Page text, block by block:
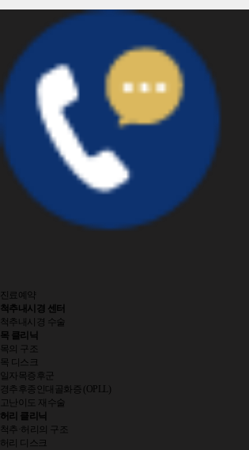
진료예약
척추내시경 센터
척추내시경 수술
목 클리닉
목의 구조
목 디스크
일자목증후군
경추후종인대골화증 (OPLL)
고난이도 재수술
허리 클리닉
척추·허리의 구조
허리 디스크